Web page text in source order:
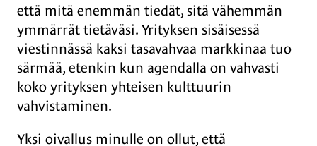
että mitä enemmän tiedät, sitä vähemmän
ymmärrät tietäväsi. Yrityksen sisäisessä
viestinnässä kaksi tasavahvaa markkinaa tuo
särmää, etenkin kun agendalla on vahvasti
koko yrityksen yhteisen kulttuurin
vahvistaminen.
Yksi oivallus minulle on ollut, että